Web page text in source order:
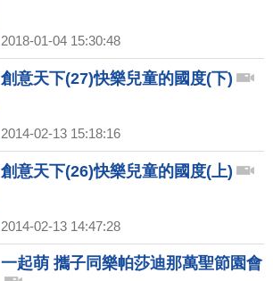
2018-01-04 15:30:48
創意天下(27)快樂兒童的國度(下)
2014-02-13 15:18:16
創意天下(26)快樂兒童的國度(上)
2014-02-13 14:47:28
一起萌 攜子同樂帕莎迪那萬聖節園會